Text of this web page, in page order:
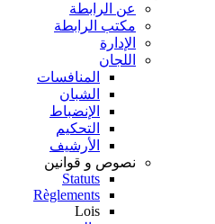
عن الرابطة
مكتب الرابطة
الإدارة
اللجان
المنافسات
الشبان
الإنضباط
التحكيم
الأرشيف
نصوص و قوانين
Statuts
Règlements
Lois